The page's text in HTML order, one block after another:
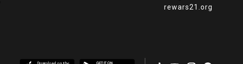
rewars21.org